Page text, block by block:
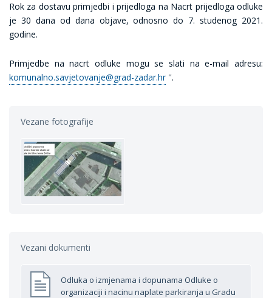
Rok za dostavu primjedbi i prijedloga na Nacrt prijedloga odluke
je 30 dana od dana objave, odnosno do 7. studenog 2021.
godine.
Primjedbe na nacrt odluke mogu se slati na e-mail adresu:
komunalno.savjetovanje@grad-zadar.hr''.
Vezane fotografije
Vezani dokumenti
Odluka o izmjenama i dopunama Odluke o
organizaciji i nacinu naplate parkiranja u Gradu